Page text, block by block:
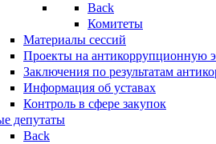
Back
Комитеты
Материалы сессий
Проекты на антикоррупционную
Заключения по результатам
Информация об уставах
Контроль в сфере закупок
депутаты
Back